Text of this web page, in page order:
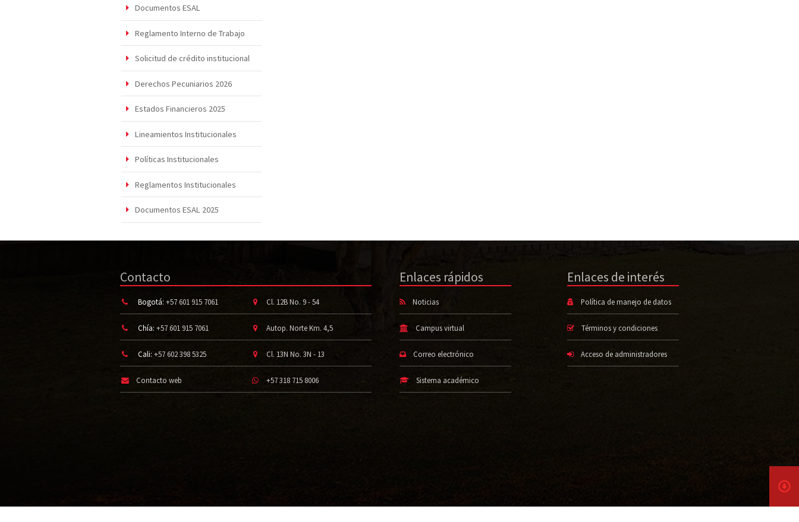
Documentos ESAL
Reglamento Interno de Trabajo
Solicitud de crédito institucional
Derechos Pecuniarios 2026
Estados Financieros 2025
Lineamientos Institucionales
Políticas Institucionales
Reglamentos Institucionales
Documentos ESAL 2025
Contacto
Bogotá: +57 601 915 7061 Cl. 12B No. 9 - 54
Chía: +57 601 915 7061 Autop. Norte Km. 4,5
Cali: +57 602 398 5325 Cl. 13N No. 3N - 13
Contacto web +57 318 715 8006
Enlaces rápidos
Noticias
Campus virtual
Correo electrónico
Sistema académico
Enlaces de interés
Política de manejo de datos
Términos y condiciones
Acceso de administradores